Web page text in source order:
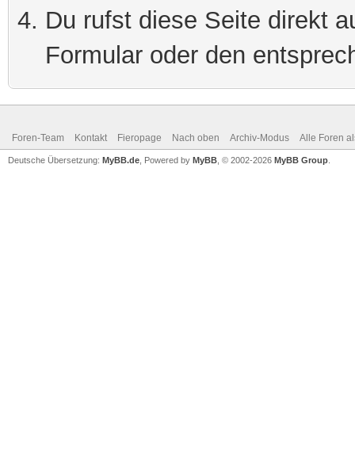
Du rufst diese Seite direkt
Formular oder den
Foren-Team Kontakt Fieropage Nach oben Archiv-Modus Alle Foren
Deutsche Übersetzung: MyBB.de , Powered by MyBB , © 2002-2026 MyBB Group